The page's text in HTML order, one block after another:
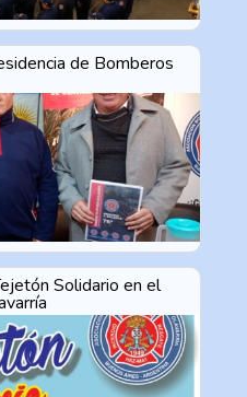
de Bomberos
Solidario en el